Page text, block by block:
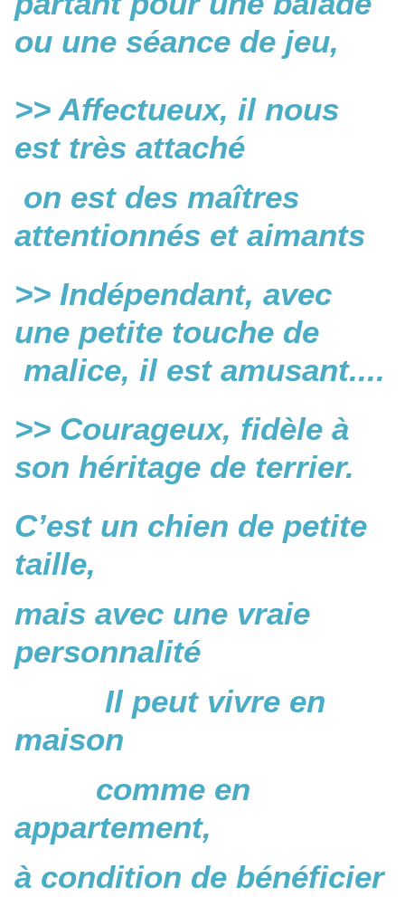
ou une séance de jeu,
>> Affectueux, il nous
est très attaché
on est des maîtres
attentionnés et aimants
>> Indépendant, avec
une petite touche de
malice, il est amusant....
>> Courageux, fidèle à
son héritage de terrier.
C’est un chien de petite
taille,
mais avec une vraie
personnalité
Il peut vivre en
maison
comme en
appartement,
à condition de bénéficier